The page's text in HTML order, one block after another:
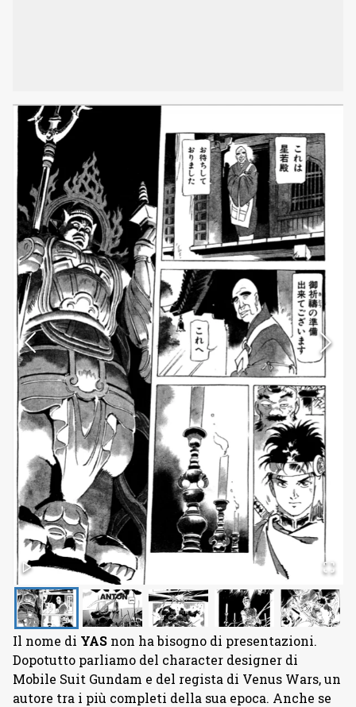
Il nome di YAS non ha bisogno di presentazioni.
Dopotutto parliamo del character designer di
Mobile Suit Gundam e del regista di Venus Wars, un
autore tra i più completi della sua epoca. Anche se